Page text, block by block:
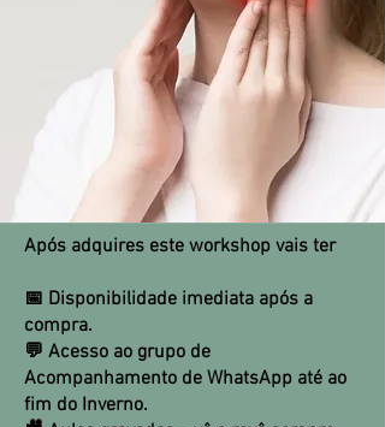
Após adquires este workshop vais ter
📅 Disponibilidade imediata após a
compra.
💬 Acesso ao grupo de
Acompanhamento de WhatsApp até ao
fim do Inverno.